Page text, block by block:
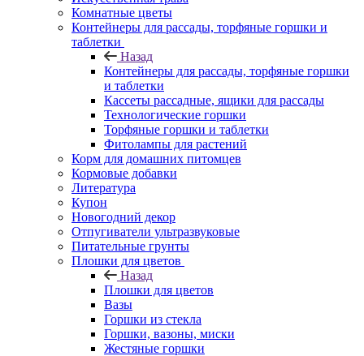
Комнатные цветы
Контейнеры для рассады, торфяные горшки и
таблетки
Назад
Контейнеры для рассады, торфяные горшки
и таблетки
Кассеты рассадные, ящики для рассады
Технологические горшки
Торфяные горшки и таблетки
Фитолампы для растений
Корм для домашних питомцев
Кормовые добавки
Литература
Купон
Новогодний декор
Отпугиватели ультразвуковые
Питательные грунты
Плошки для цветов
Назад
Плошки для цветов
Вазы
Горшки из стекла
Горшки, вазоны, миски
Жестяные горшки